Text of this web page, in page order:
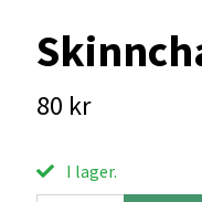
80 kr
I lager.